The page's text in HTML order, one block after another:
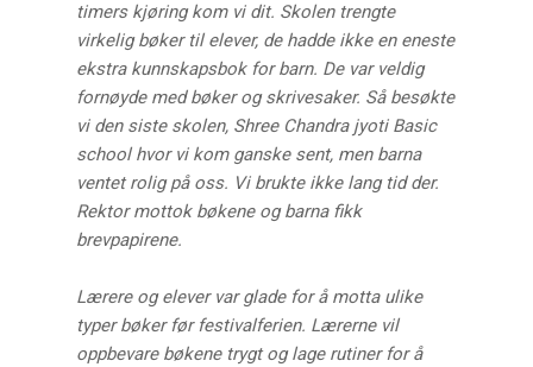
timers kjøring kom vi dit. Skolen trengte
virkelig bøker til elever, de hadde ikke en eneste
ekstra kunnskapsbok for barn. De var veldig
fornøyde med bøker og skrivesaker. Så besøkte
vi den siste skolen, Shree Chandra jyoti Basic
school hvor vi kom ganske sent, men barna
ventet rolig på oss. Vi brukte ikke lang tid der.
Rektor mottok bøkene og barna fikk
brevpapirene.
Lærere og elever var glade for å motta ulike
typer bøker før festivalferien. Lærerne vil
oppbevare bøkene trygt og lage rutiner for å